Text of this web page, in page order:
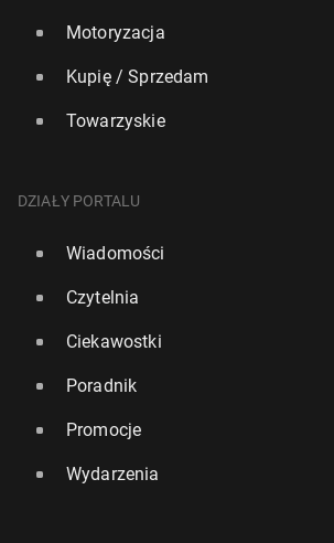
Motoryzacja
Kupię / Sprzedam
Towarzyskie
DZIAŁY PORTALU
Wiadomości
Czytelnia
Ciekawostki
Poradnik
Promocje
Wydarzenia